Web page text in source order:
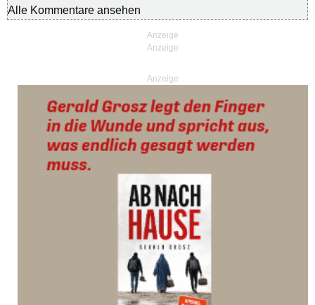
Alle Kommentare ansehen
Anzeige